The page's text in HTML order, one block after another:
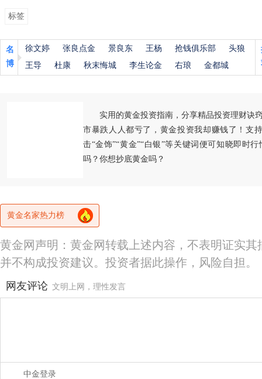
标签
名
博
徐文婷 张良点金 景良东 王杨 抢钱俱乐部
头狼
王导
杜康 秋末悔城 李生论金 右琅 金都城
实用的黄金投资指南，分享精品投资理财诀
市暴跌人人都亏了，黄金投资我却赚钱了！支
击“金饰”“黄金”“白银”等关键词便可知晓即时
吗？你想抄底黄金吗？
黄金名家热力榜
黄金网声明：黄金网转载上述内容，不表明证实
并不构成投资建议。投资者据此操作，风险自担。
网友评论 文明上网，理性发言
中金登录